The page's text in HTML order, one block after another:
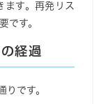
ます。再発リス
です。
経過
りです。